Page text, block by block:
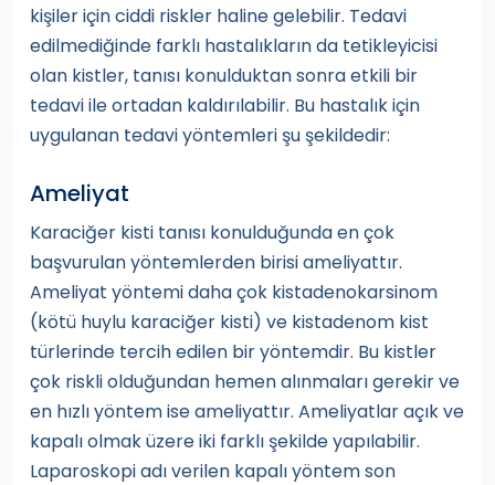
kişiler için ciddi riskler haline gelebilir. Tedavi
edilmediğinde farklı hastalıkların da tetikleyicisi
olan kistler, tanısı konulduktan sonra etkili bir
tedavi ile ortadan kaldırılabilir. Bu hastalık için
uygulanan tedavi yöntemleri şu şekildedir:
Ameliyat
Karaciğer kisti tanısı konulduğunda en çok
başvurulan yöntemlerden birisi ameliyattır.
Ameliyat yöntemi daha çok kistadenokarsinom
(kötü huylu karaciğer kisti) ve kistadenom kist
türlerinde tercih edilen bir yöntemdir. Bu kistler
çok riskli olduğundan hemen alınmaları gerekir ve
en hızlı yöntem ise ameliyattır. Ameliyatlar açık ve
kapalı olmak üzere iki farklı şekilde yapılabilir.
Laparoskopi adı verilen kapalı yöntem son